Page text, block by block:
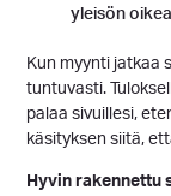
yleisön
Kun myynti jatkaa
tuntuvasti.
palaa sivuillesi,
käsityksen siitä,
Hyvin rakennettu